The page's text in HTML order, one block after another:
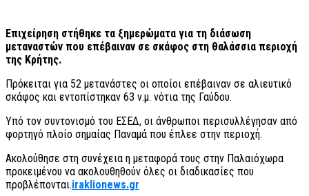
Επιχείρηση στήθηκε τα ξημερώματα για τη διάσωση
μεταναστών που επέβαιναν σε σκάφος στη θαλάσσια περιοχή
της Κρήτης.
Πρόκειται για 52 μετανάστες οι οποίοι επέβαιναν σε αλιευτικό
σκάφος και εντοπίστηκαν 63 ν.μ. νότια της Γαύδου.
Υπό τον συντονισμό του ΕΣΕΔ, οι άνθρωποι περισυλλέγησαν από
φορτηγό πλοίο σημαίας Παναμά που έπλεε στην περιοχή.
Ακολούθησε στη συνέχεια η μεταφορά τους στην Παλαιόχωρα
προκειμένου να ακολουθηθούν όλες οι διαδικασίες που
προβλέπονται.iraklionews.gr